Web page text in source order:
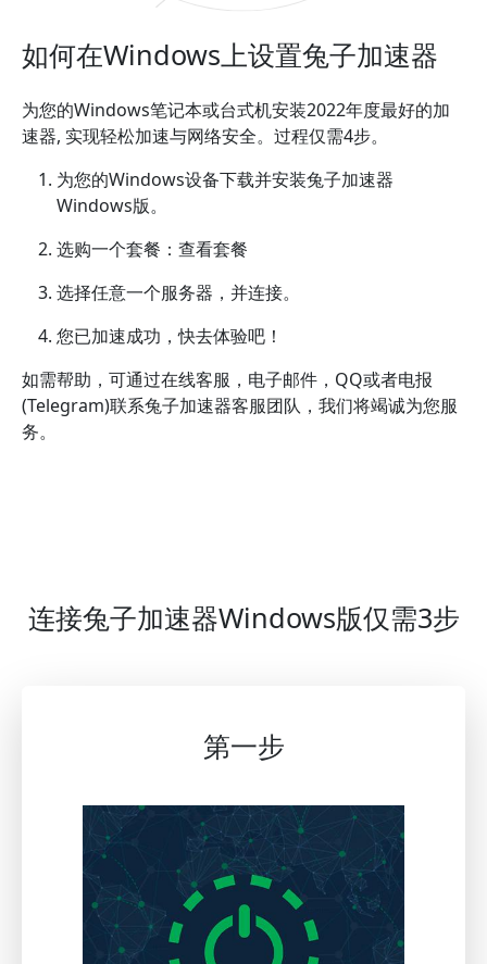
如何在Windows上设置兔子加速器
为您的Windows笔记本或台式机安装2022年度最好的加
速器, 实现轻松加速与网络安全。过程仅需4步。
为您的Windows设备下载并安装兔子加速器
Windows版。
选购一个套餐：查看套餐
选择任意一个服务器，并连接。
您已加速成功，快去体验吧！
如需帮助，可通过在线客服，电子邮件，QQ或者电报
(Telegram)联系兔子加速器客服团队，我们将竭诚为您服
务。
连接兔子加速器Windows版仅需3步
第一步